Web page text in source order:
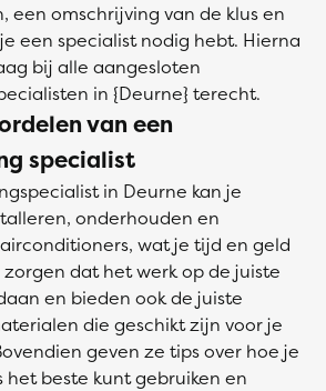
een omschrijving van de klus en
een specialist nodig hebt. Hierna
bij alle aangesloten
in {Deurne} terecht.
van een
specialist
in Deurne kan je
onderhouden en
wat je tijd en geld
zorgen dat het werk op de juiste
en bieden ook de juiste
die geschikt zijn voor je
geven ze tips over hoe je
beste kunt gebruiken en